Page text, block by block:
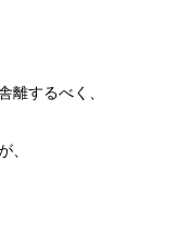
離するべく、
、